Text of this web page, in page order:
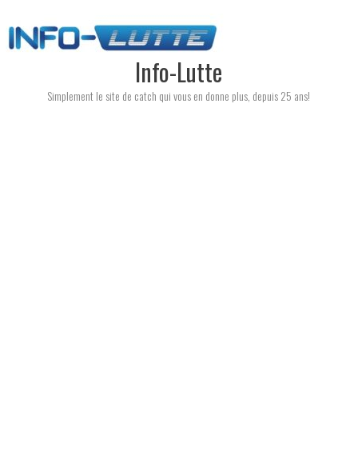
to
content
Info-Lutte
Simplement le site de catch qui vous en donne plus, depuis 25 ans!